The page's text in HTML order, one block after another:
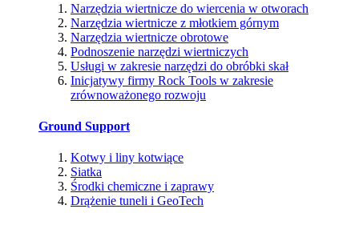
Narzędzia wiertnicze do wiercenia w otworach
Narzędzia wiertnicze z młotkiem górnym
Narzędzia wiertnicze obrotowe
Podnoszenie narzędzi wiertniczych
Usługi w zakresie narzędzi do obróbki skał
Inicjatywy firmy Rock Tools w zakresie
zrównoważonego rozwoju
Ground Support
Kotwy i liny kotwiące
Siatka
Środki chemiczne i zaprawy
Drążenie tuneli i GeoTech